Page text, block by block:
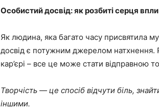
Особистий досвід: як розбиті серця
Як людина, яка багато часу присвятила
досвід є потужним джерелом натхнення.
кар’єрі – все це може стати відправною
Творчість — це спосіб відчути біль,
іншими.